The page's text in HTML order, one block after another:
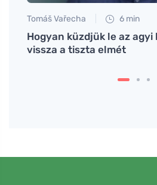
Tomáš Vařecha 6 min
Hogyan küzdjük le az
vissza a tiszta elmét